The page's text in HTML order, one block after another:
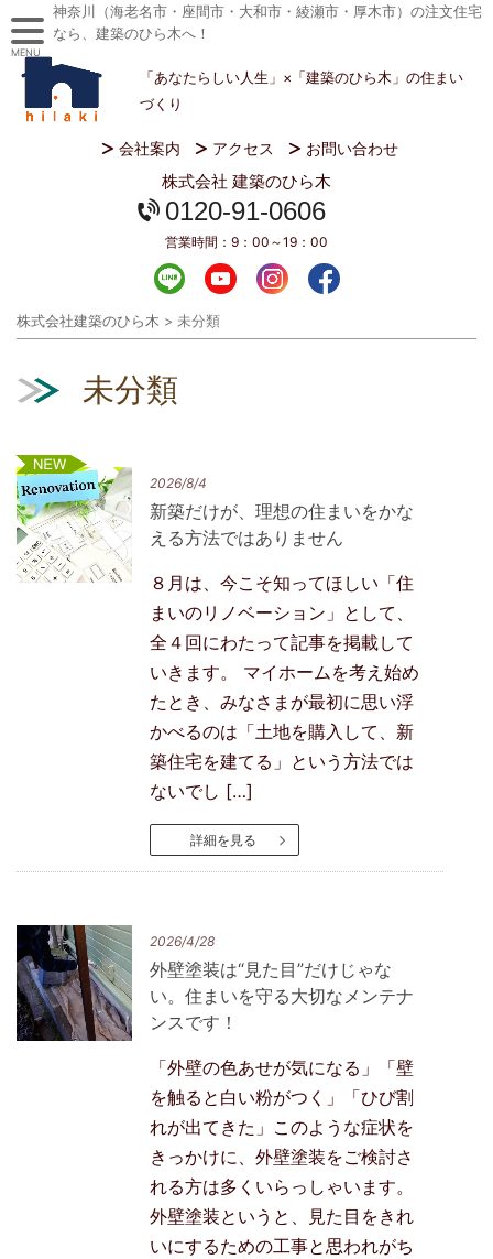
神奈川（海老名市・座間市・大和市・綾瀬市・厚木市）の注文住宅
なら、建築のひら木へ！
「あなたらしい人生」×「建築のひら木」の住まい
づくり
会社案内 アクセス お問い合わせ
株式会社 建築のひら木
0120-91-0606
営業時間： 9：00～19：00
株式会社建築のひら木 > 未分類
未分類
新着
2026/8/4
新築だけが、理想の住まいをかな
える方法ではありません
８月は、今こそ知ってほしい「住
まいのリノベーション」として、
全４回にわたって記事を掲載して
いきます。 マイホームを考え始め
たとき、みなさまが最初に思い浮
かべるのは「土地を購入して、新
築住宅を建てる」という方法では
ないでし […]
詳細を見る
2026/4/28
外壁塗装は“見た目”だけじゃな
い。住まいを守る大切なメンテナ
ンスです！
「外壁の色あせが気になる」「壁
を触ると白い粉がつく」「ひび割
れが出てきた」このような症状を
きっかけに、外壁塗装をご検討さ
れる方は多くいらっしゃいます。
外壁塗装というと、見た目をきれ
いにするための工事と思われがち
MENU